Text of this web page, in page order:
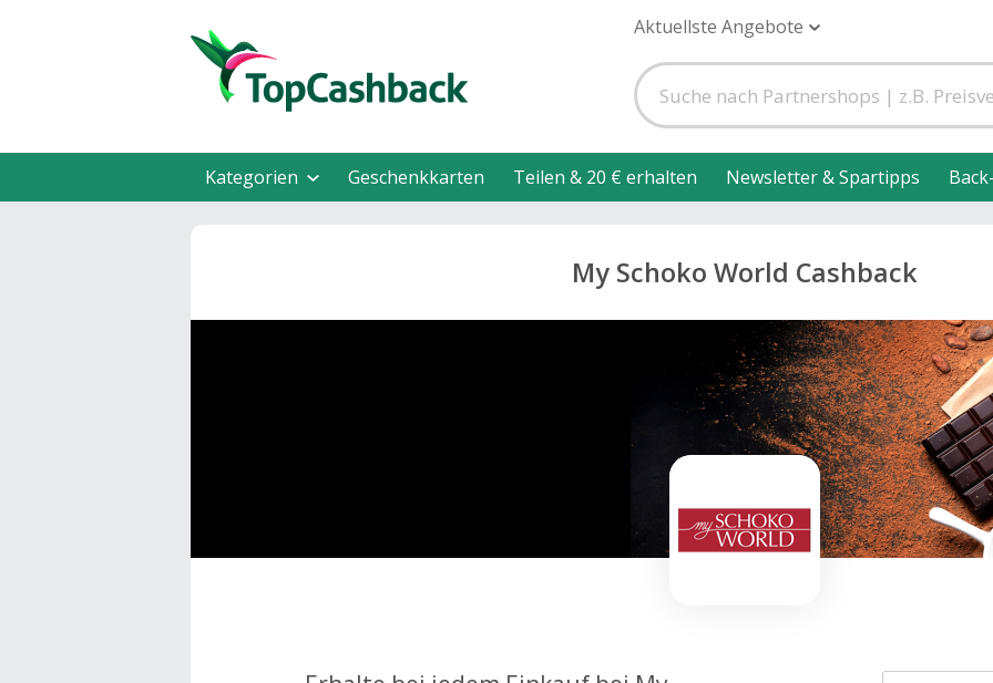
Aktuellste Angebote
Kategorien Geschenkkarten Teilen & 20 € erhalten Newsletter & Spartipps
My Schoko World Cashback